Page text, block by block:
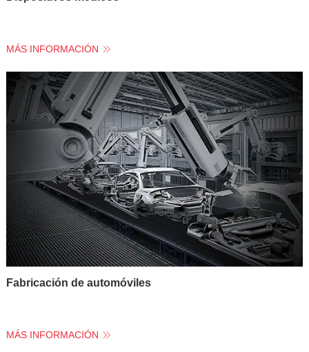
MÁS INFORMACIÓN
Fabricación de automóviles
MÁS INFORMACIÓN